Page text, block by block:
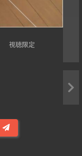
視聴限定